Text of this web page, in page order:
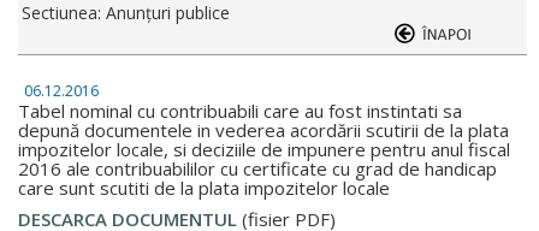
Sectiunea: Anunţuri publice
06.12.2016
Tabel nominal cu contribuabili care au fost instintati sa
depună documentele in vederea acordării scutirii de la plata
impozitelor locale, si deciziile de impunere pentru anul fiscal
2016 ale contribuabililor cu certificate cu grad de handicap
care sunt scutiti de la plata impozitelor locale
DESCARCA DOCUMENTUL (fisier PDF)